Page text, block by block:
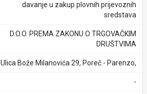
davanje u zakup plovnih prijevoznih
sredstava
D.O.O. PREMA ZAKONU O TRGOVAČKIM
DRUŠTVIMA
Ulica Bože Milanovića 29, Poreč - Parenzo,
-